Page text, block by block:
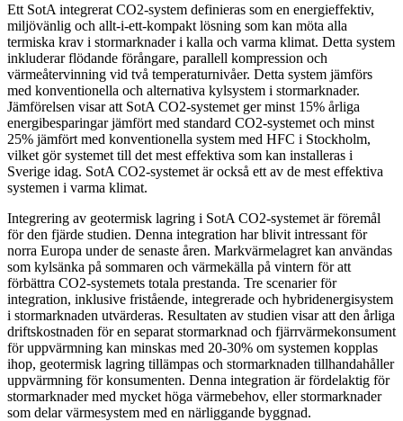
Ett SotA integrerat CO2-system definieras som en energieffektiv,
miljövänlig och allt-i-ett-kompakt lösning som kan möta alla
termiska krav i stormarknader i kalla och varma klimat. Detta system
inkluderar flödande förångare, parallell kompression och
värmeåtervinning vid två temperaturnivåer. Detta system jämförs
med konventionella och alternativa kylsystem i stormarknader.
Jämförelsen visar att SotA CO2-systemet ger minst 15% årliga
energibesparingar jämfört med standard CO2-systemet och minst
25% jämfört med konventionella system med HFC i Stockholm,
vilket gör systemet till det mest effektiva som kan installeras i
Sverige idag. SotA CO2-systemet är också ett av de mest effektiva
systemen i varma klimat.
Integrering av geotermisk lagring i SotA CO2-systemet är föremål
för den fjärde studien. Denna integration har blivit intressant för
norra Europa under de senaste åren. Markvärmelagret kan användas
som kylsänka på sommaren och värmekälla på vintern för att
förbättra CO2-systemets totala prestanda. Tre scenarier för
integration, inklusive fristående, integrerade och hybridenergisystem
i stormarknaden utvärderas. Resultaten av studien visar att den årliga
driftskostnaden för en separat stormarknad och fjärrvärmekonsument
för uppvärmning kan minskas med 20-30% om systemen kopplas
ihop, geotermisk lagring tillämpas och stormarknaden tillhandahåller
uppvärmning för konsumenten. Denna integration är fördelaktig för
stormarknader med mycket höga värmebehov, eller stormarknader
som delar värmesystem med en närliggande byggnad.